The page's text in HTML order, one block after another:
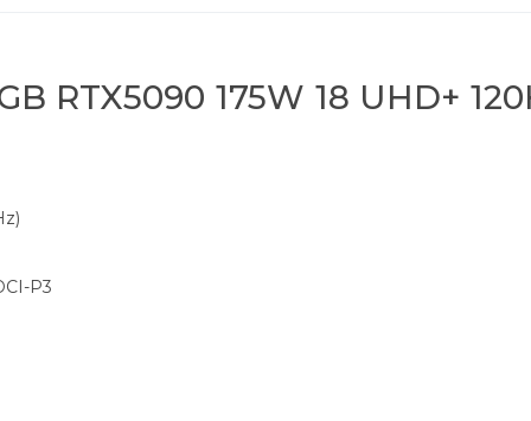
RTX5090 175W 18 UHD+
P3